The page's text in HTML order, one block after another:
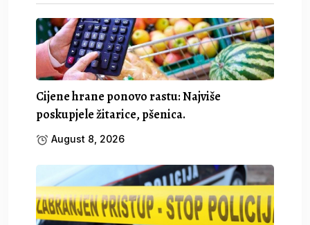
Cijene hrane ponovo rastu: Najviše
poskupjele žitarice, pšenica.
August 8, 2026